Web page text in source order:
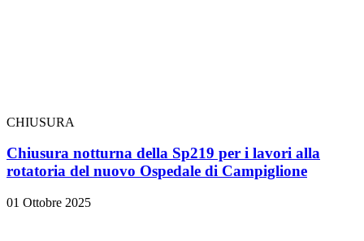
CHIUSURA
Chiusura notturna della Sp219 per i lavori alla
rotatoria del nuovo Ospedale di Campiglione
01 Ottobre 2025